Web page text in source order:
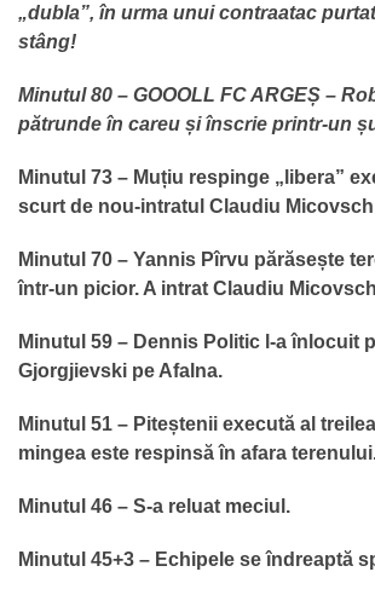
„dubla”, în urma unui contraatac
stâng!
Minutul 80 – GOOOLL FC ARGEȘ –
pătrunde în careu și înscrie printr-un
Minutul 73 – Muțiu respinge „libera”
scurt de nou-intratul Claudiu
Minutul 70 – Yannis Pîrvu părăsește
într-un picior. A intrat Claudiu
Minutul 59 – Dennis Politic l-a înlocuit
Gjorgjievski pe Afalna.
Minutul 51 – Piteștenii execută al
mingea este respinsă în afara
Minutul 46 – S-a reluat meciul.
Minutul 45+3 – Echipele se îndreaptă